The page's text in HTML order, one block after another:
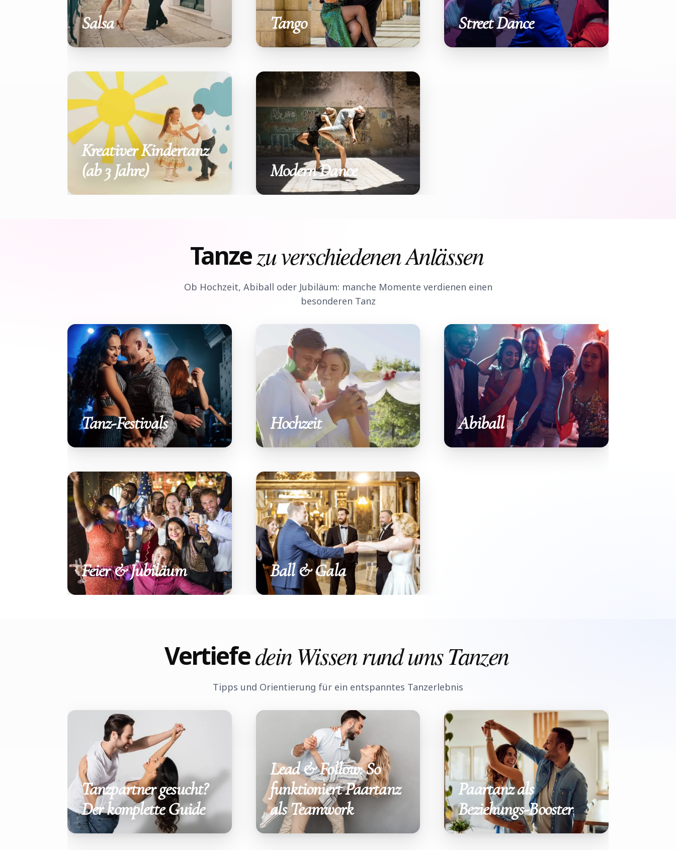
Salsa Tango Street Dance
Kreativer Kindertanz
(ab 3 Jahre)
Modern Dance
Tanzezu verschiedenen Anlässen
Ob Hochzeit, Abiball oder Jubiläum: manche Momente verdienen einen
besonderen Tanz
Tanz-Festivals Hochzeit Abiball
Feier & Jubiläum Ball & Gala
Vertiefedein Wissen rund ums Tanzen
Tipps und Orientierung für ein entspanntes Tanzerlebnis
Tanzpartner gesucht?
Der komplette Guide
Lead & Follow: So
funktioniert Paartanz
als Teamwork
Paartanz als
Beziehungs-Booster